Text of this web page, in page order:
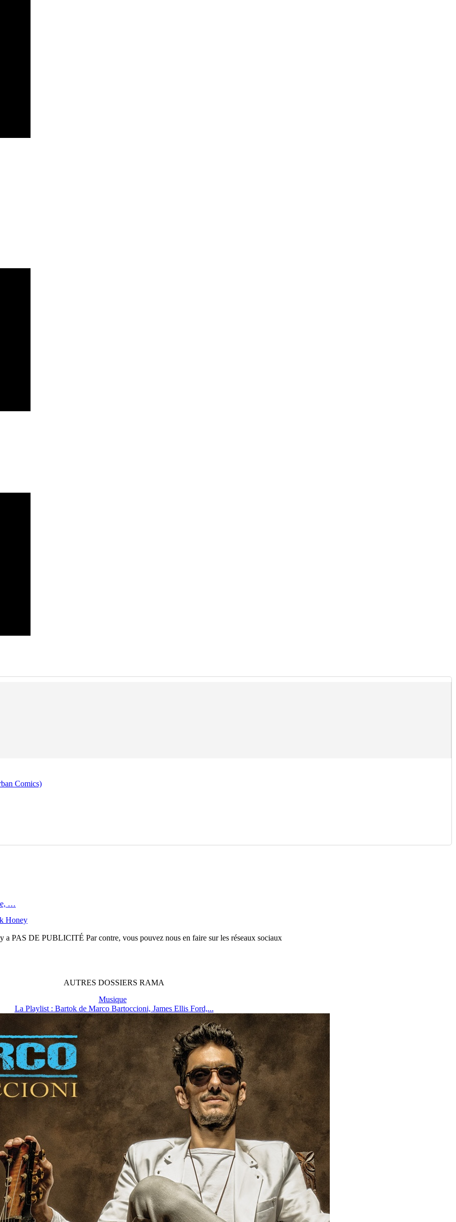
Comics)
…
Honey
a PAS DE PUBLICITÉ Par contre, vous pouvez nous en faire sur les réseaux sociaux
AUTRES DOSSIERS RAMA
Musique
La Playlist : Bartok de Marco Bartoccioni, James Ellis Ford,...